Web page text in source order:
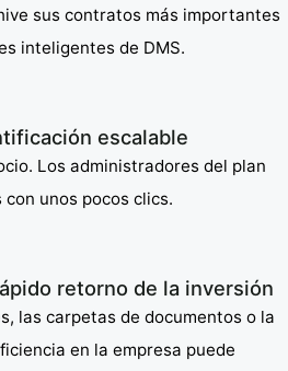
sus contratos más importantes
inteligentes de DMS.
escalable
Los administradores del plan
unos pocos clics.
retorno de la inversión
las carpetas de documentos o la
en la empresa puede